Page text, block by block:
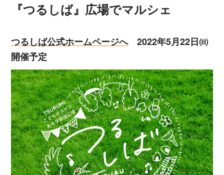
『つるしば』広場でマルシェ
つるしば公式ホームページへ
2022年5月22日㈰
開催予定